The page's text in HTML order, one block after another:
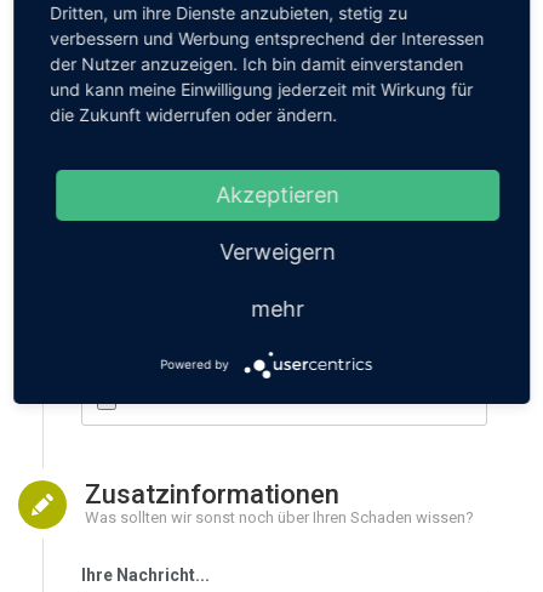
Baujahr
Bilder Upload
Sie bitte Bilder Ihres Schadens wie nachfolgend beschrieben
Zusatzinformationen
Was sollten wir sonst noch über Ihren Schaden wissen?
Ihre Nachricht...
Dritten, um ihre Dienste anzubieten, stetig zu
verbessern und Werbung entsprechend der Interessen
der Nutzer anzuzeigen. Ich bin damit einverstanden
und kann meine Einwilligung jederzeit mit Wirkung für
die Zukunft widerrufen oder ändern.
Akzeptieren
Verweigern
mehr
Powered by